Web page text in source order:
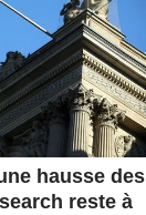
hausse des
reste à